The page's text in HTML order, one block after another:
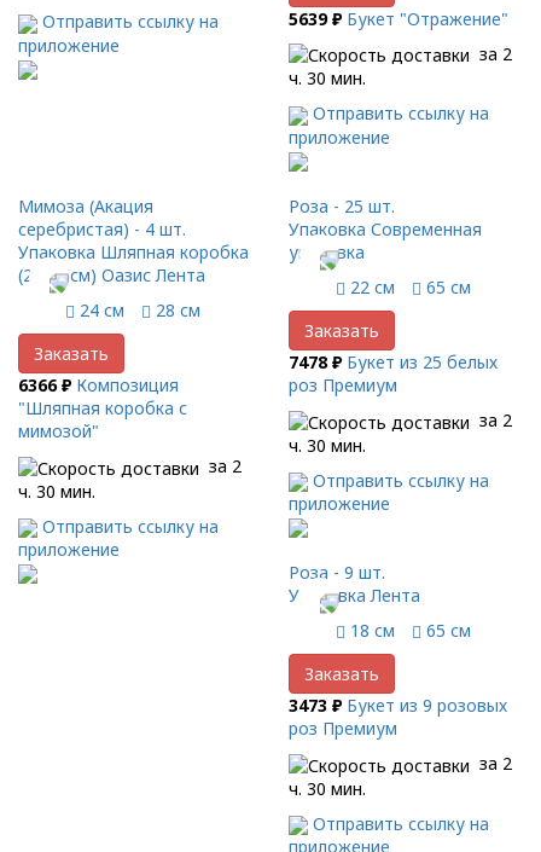
Отправить ссылку на
приложение
5639 ₽ Букет "Отражение"
за 2
ч. 30 мин.
Отправить ссылку на
приложение
Мимоза (Акация
серебристая) - 4 шт.
Упаковка Шляпная коробка
(20x16см) Оазис Лента
24 см
28 см
Заказать
6366 ₽ Композиция
"Шляпная коробка с
мимозой"
за 2
ч. 30 мин.
Отправить ссылку на
приложение
Роза - 25 шт.
Упаковка Современная
упаковка
22 см
65 см
Заказать
7478 ₽ Букет из 25 белых
роз Премиум
за 2
ч. 30 мин.
Отправить ссылку на
приложение
Роза - 9 шт.
Упаковка Лента
18 см
65 см
Заказать
3473 ₽ Букет из 9 розовых
роз Премиум
за 2
ч. 30 мин.
Отправить ссылку на
приложение